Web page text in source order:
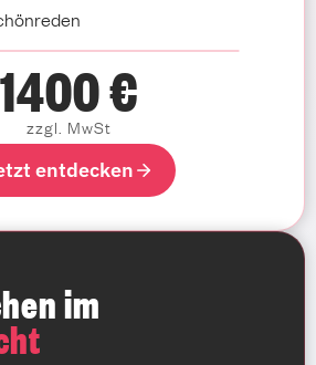
1400 €
zzgl. MwSt
entdecken
im